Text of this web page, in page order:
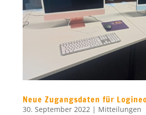
Neue Zugangsdaten für
30. September 2022| Mitteilungen